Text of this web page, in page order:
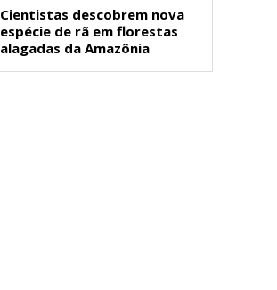
Cientistas descobrem nova
espécie de rã em florestas
alagadas da Amazônia